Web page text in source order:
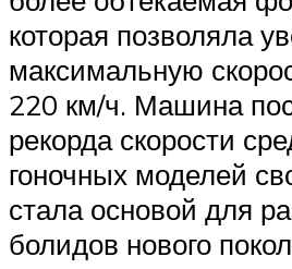
которая позволяла
максимальную
220 км/ч. Машина
рекорда скорости
гоночных моделей
стала основой для
болидов нового